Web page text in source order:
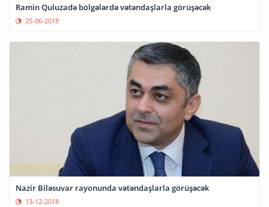
Ramin Quluzadə bölgələrdə vətəndaşlarla görüşəcək
25-06-2018
Nazir Biləsuvar rayonunda vətəndaşlarla görüşəcək
13-12-2018